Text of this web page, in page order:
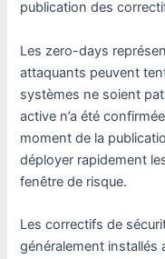
publication des
Les zero-days
attaquants peuvent
systèmes ne soient
active n’a été
moment de la
déployer rapidement
fenêtre de risque.
Les correctifs de
généralement installés